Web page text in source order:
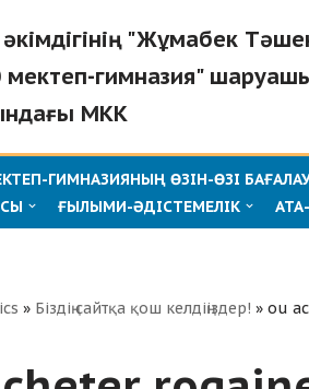
"Жұмабек
гимназия"
МКК
ГИМНАЗИЯНЫҢ ӨЗІН-ӨЗІ
ҒЫЛЫМИ-ӘДІСТЕМЕЛІК
» Біздің сайтқа қош келдіңіздер! » ou